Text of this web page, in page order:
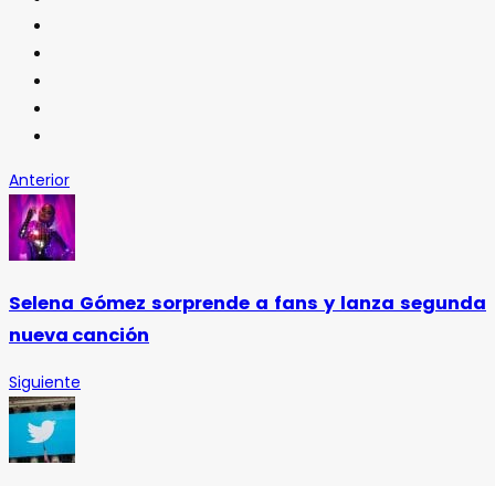
Anterior
Selena Gómez sorprende a fans y lanza segunda
nueva canción
Siguiente